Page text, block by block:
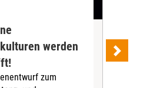
werden
zum